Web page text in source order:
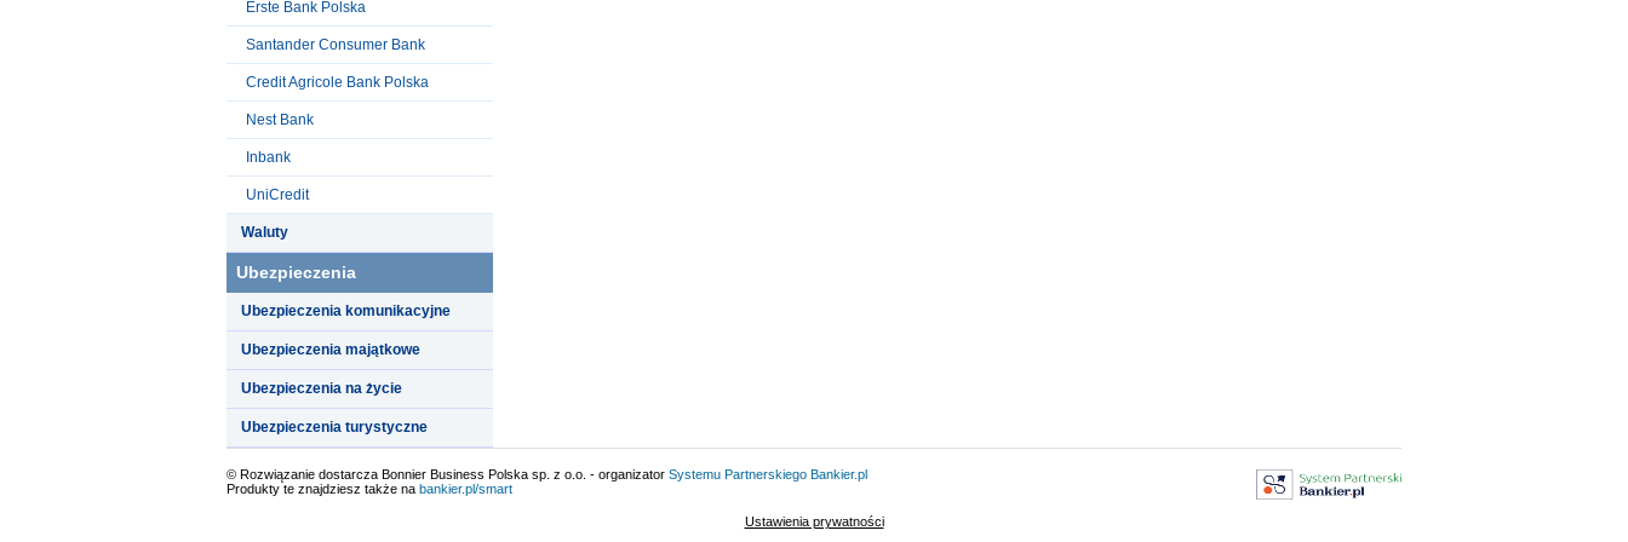
Erste Bank Polska
Santander Consumer Bank
Credit Agricole Bank Polska
Nest Bank
Inbank
UniCredit
Waluty
Ubezpieczenia
Ubezpieczenia komunikacyjne
Ubezpieczenia majątkowe
Ubezpieczenia na życie
Ubezpieczenia turystyczne
© Rozwiązanie dostarcza Bonnier Business Polska sp. z o.o. - organizator Systemu Partnerskiego Bankier.pl
Produkty te znajdziesz także na bankier.pl/smart
Ustawienia prywatności